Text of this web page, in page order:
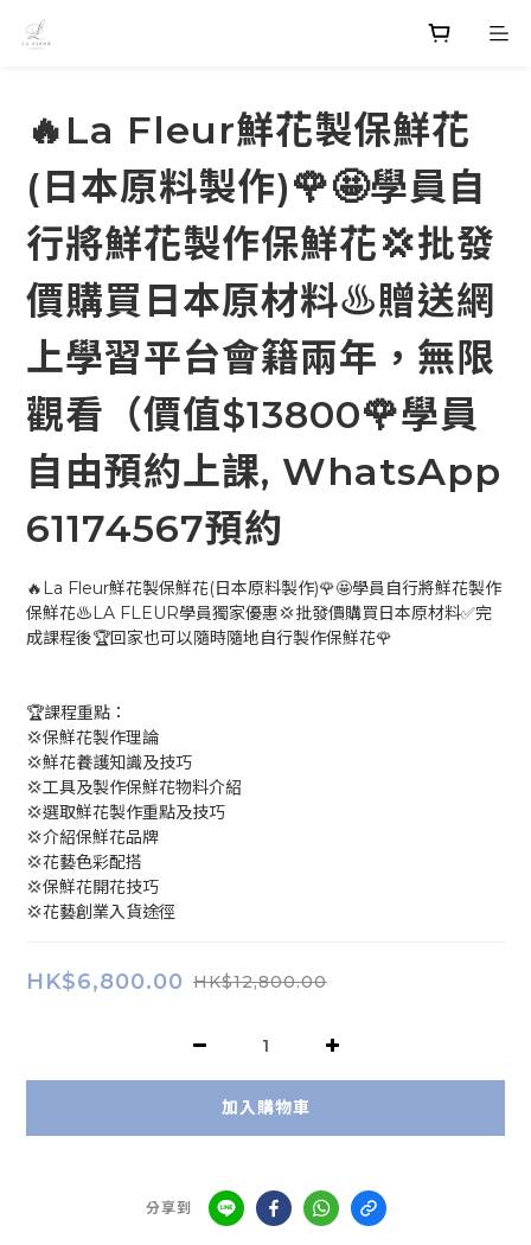
🔥La Fleur鮮花製保鮮花
(日本原料製作)🌹🤩學員自
行將鮮花製作保鮮花💢批發
價購買日本原材料♨️贈送網
上學習平台會籍兩年，無限
觀看（價值$13800🌹學員
自由預約上課, WhatsApp
61174567預約
🔥La Fleur鮮花製保鮮花(日本原料製作)🌹🤩學員自行將鮮花製作
保鮮花♨️LA FLEUR學員獨家優惠💢批發價購買日本原材料✅完
成課程後🏆回家也可以隨時隨地自行製作保鮮花🌹
🏆課程重點：
💢保鮮花製作理論
💢鮮花養護知識及技巧
💢工具及製作保鮮花物料介紹
💢選取鮮花製作重點及技巧
💢介紹保鮮花品牌
💢花藝色彩配搭
💢保鮮花開花技巧
💢花藝創業入貨途徑
HK$6,800.00 HK$12,800.00
加入購物車
分享到